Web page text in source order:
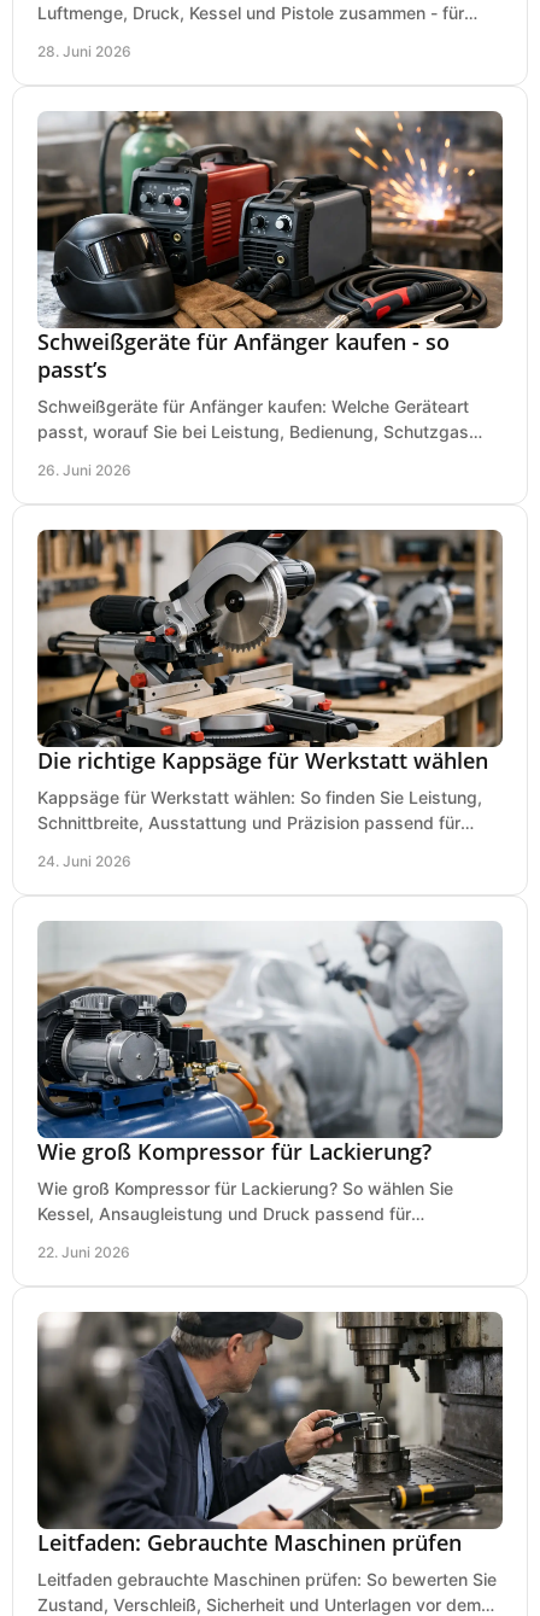
Luftmenge, Druck, Kessel und Pistole zusammen - für
28. Juni 2026
Schweißgeräte für Anfänger kaufen - so
passt’s
Schweißgeräte für Anfänger kaufen: Welche Geräteart
passt, worauf Sie bei Leistung, Bedienung, Schutzgas
26. Juni 2026
Die richtige Kappsäge für Werkstatt wählen
Kappsäge für Werkstatt wählen: So finden Sie Leistung,
Schnittbreite, Ausstattung und Präzision passend für
24. Juni 2026
Wie groß Kompressor für Lackierung?
Wie groß Kompressor für Lackierung? So wählen Sie
Kessel, Ansaugleistung und Druck passend für
22. Juni 2026
Leitfaden: Gebrauchte Maschinen prüfen
Leitfaden gebrauchte Maschinen prüfen: So bewerten Sie
Zustand, Verschleiß, Sicherheit und Unterlagen vor dem